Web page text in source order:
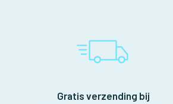
Gratis verzending bij